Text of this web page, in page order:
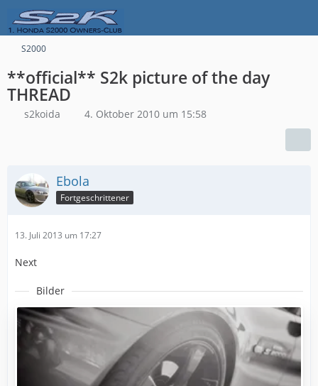
S2000
**official** S2k picture of the day
THREAD
s2koida 4. Oktober 2010 um 15:58
Ebola
Fortgeschrittener
13. Juli 2013 um 17:27
Next
Bilder